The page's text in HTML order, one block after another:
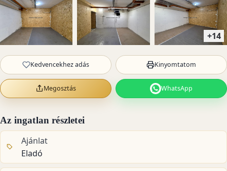
+14
Kedvencekhez adás Kinyomtatom
Megosztás WhatsApp
Az ingatlan részletei
Ajánlat
Eladó